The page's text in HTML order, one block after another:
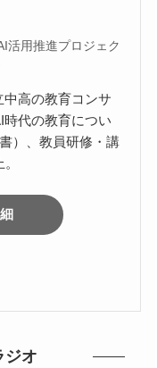
活用推進プロジェク
高の教育コンサ
代の教育につい
）、教員研修・講
ジオ